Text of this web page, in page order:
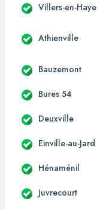
Villers-en-Haye
Athienville
Bauzemont
Bures 54
Deuxville
Einville-au-Jard
Hénaménil
Juvrecourt